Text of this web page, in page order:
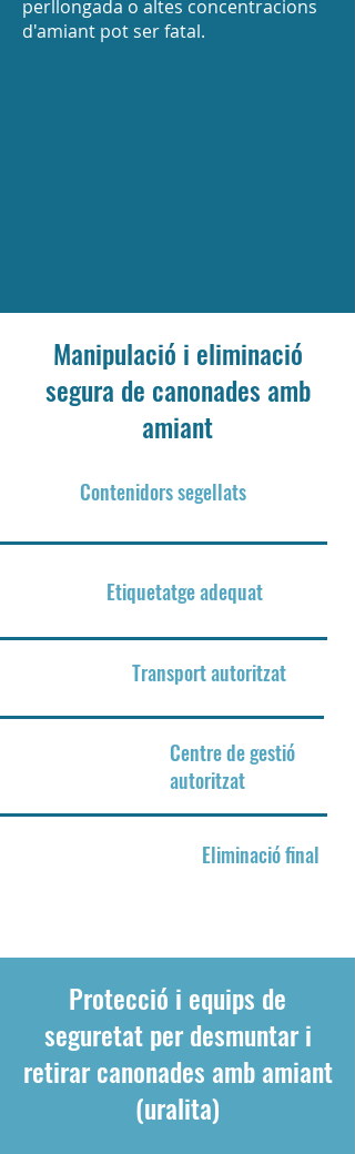
perllongada o altes concentracions
d'amiant pot ser fatal.
Manipulació i eliminació
segura de canonades amb
amiant
Contenidors segellats
Etiquetatge adequat
Transport autoritzat
Centre de gestió
autoritzat
Eliminació final
Protecció i equips de
seguretat per desmuntar i
retirar canonades amb amiant
(uralita)